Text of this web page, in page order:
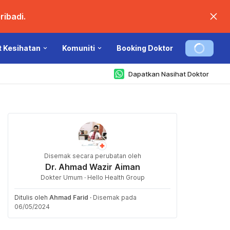
Kesihatan Komuniti Booking Doktor
Dapatkan Nasihat Doktor
Disemak secara perubatan oleh
Dr. Ahmad Wazir Aiman
Dokter Umum · Hello Health Group
Ditulis oleh Ahmad Farid · Disemak pada
06/05/2024